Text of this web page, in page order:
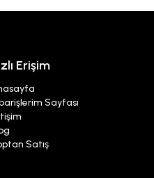
Erişim
Sayfası
Satış